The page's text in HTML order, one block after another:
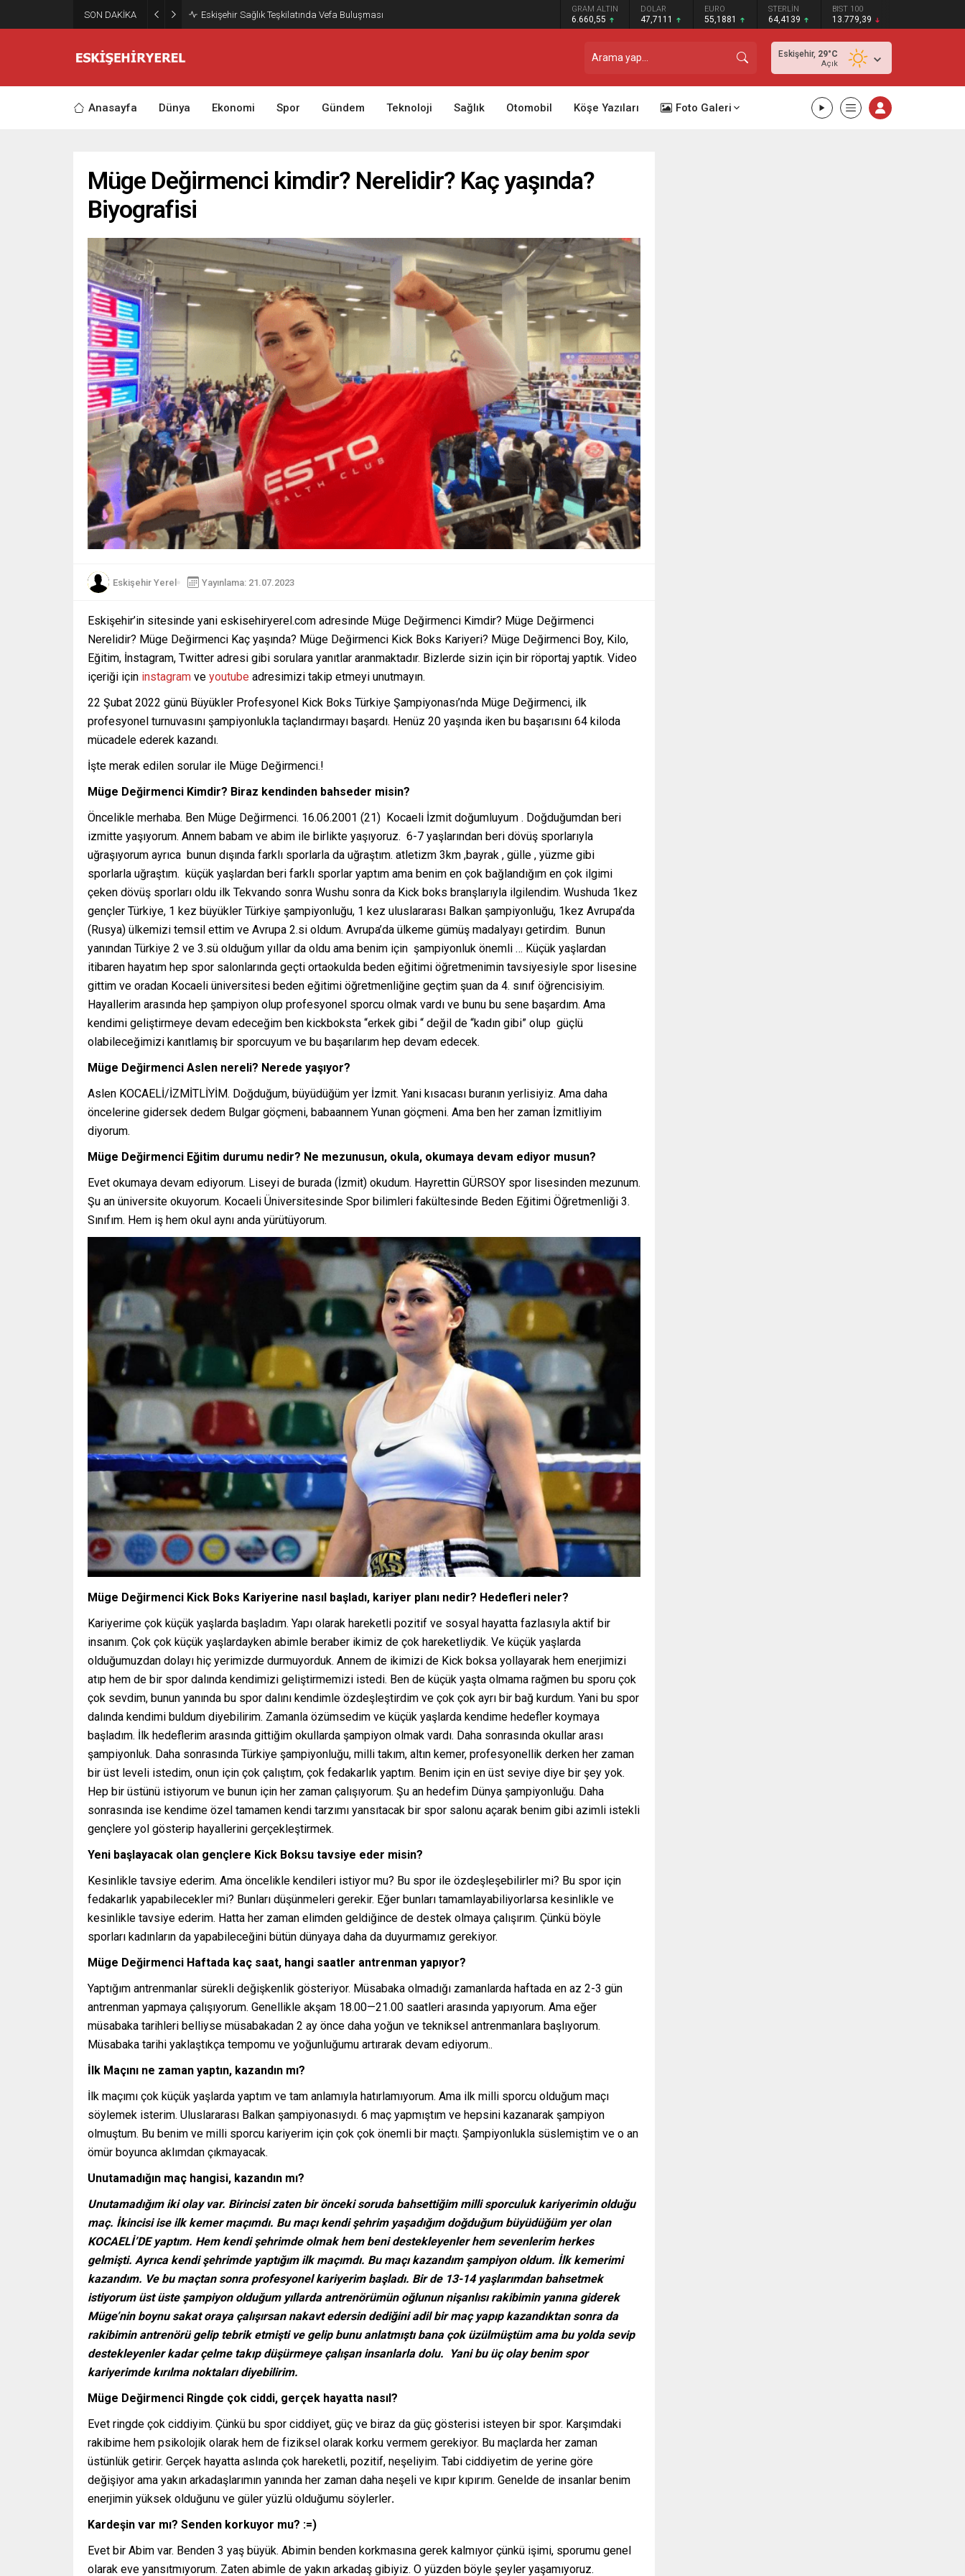
SON DAKİKA Eskişehir Sağlık Teşkilatında Vefa Buluşması GRAM ALTIN
6.660,55
DOLAR
47,7111
EURO
55,1881
STERLİN
64,4139
BIST 100
13.779,39
Eskişehir, 29°C
Açık
Anasayfa Dünya Ekonomi Spor Gündem Teknoloji Sağlık Otomobil Köşe Yazıları Foto Galeri
Müge Değirmenci kimdir? Nerelidir? Kaç yaşında?
Biyografisi
Eskişehir Yerel Yayınlama: 21.07.2023
Eskişehir’in sitesinde yani eskisehiryerel.com adresinde Müge Değirmenci Kimdir? Müge Değirmenci
Nerelidir? Müge Değirmenci Kaç yaşında? Müge Değirmenci Kick Boks Kariyeri? Müge Değirmenci Boy, Kilo,
Eğitim, İnstagram, Twitter adresi gibi sorulara yanıtlar aranmaktadır. Bizlerde sizin için bir röportaj yaptık. Video
içeriği için instagram ve youtube adresimizi takip etmeyi unutmayın.
22 Şubat 2022 günü Büyükler Profesyonel Kick Boks Türkiye Şampiyonası’nda Müge Değirmenci, ilk
profesyonel turnuvasını şampiyonlukla taçlandırmayı başardı. Henüz 20 yaşında iken bu başarısını 64 kiloda
mücadele ederek kazandı.
İşte merak edilen sorular ile Müge Değirmenci.!
Müge Değirmenci Kimdir? Biraz kendinden bahseder misin?
Öncelikle merhaba. Ben Müge Değirmenci. 16.06.2001 (21) Kocaeli İzmit doğumluyum . Doğduğumdan beri
izmitte yaşıyorum. Annem babam ve abim ile birlikte yaşıyoruz. 6-7 yaşlarından beri dövüş sporlarıyla
uğraşıyorum ayrıca bunun dışında farklı sporlarla da uğraştım. atletizm 3km ,bayrak , gülle , yüzme gibi
sporlarla uğraştım. küçük yaşlardan beri farklı sporlar yaptım ama benim en çok bağlandığım en çok ilgimi
çeken dövüş sporları oldu ilk Tekvando sonra Wushu sonra da Kick boks branşlarıyla ilgilendim. Wushuda 1kez
gençler Türkiye, 1 kez büyükler Türkiye şampiyonluğu, 1 kez uluslararası Balkan şampiyonluğu, 1kez Avrupa’da
(Rusya) ülkemizi temsil ettim ve Avrupa 2.si oldum. Avrupa’da ülkeme gümüş madalyayı getirdim. Bunun
yanından Türkiye 2 ve 3.sü olduğum yıllar da oldu ama benim için şampiyonluk önemli … Küçük yaşlardan
itibaren hayatım hep spor salonlarında geçti ortaokulda beden eğitimi öğretmenimin tavsiyesiyle spor lisesine
gittim ve oradan Kocaeli üniversitesi beden eğitimi öğretmenliğine geçtim şuan da 4. sınıf öğrencisiyim.
Hayallerim arasında hep şampiyon olup profesyonel sporcu olmak vardı ve bunu bu sene başardım. Ama
kendimi geliştirmeye devam edeceğim ben kickboksta “erkek gibi “ değil de “kadın gibi” olup güçlü
olabileceğimizi kanıtlamış bir sporcuyum ve bu başarılarım hep devam edecek.
Müge Değirmenci Aslen nereli? Nerede yaşıyor?
Aslen KOCAELİ/İZMİTLİYİM. Doğduğum, büyüdüğüm yer İzmit. Yani kısacası buranın yerlisiyiz. Ama daha
öncelerine gidersek dedem Bulgar göçmeni, babaannem Yunan göçmeni. Ama ben her zaman İzmitliyim
diyorum.
Müge Değirmenci Eğitim durumu nedir? Ne mezunusun, okula, okumaya devam ediyor musun?
Evet okumaya devam ediyorum. Liseyi de burada (İzmit) okudum. Hayrettin GÜRSOY spor lisesinden mezunum.
Şu an üniversite okuyorum. Kocaeli Üniversitesinde Spor bilimleri fakültesinde Beden Eğitimi Öğretmenliği 3.
Sınıfım. Hem iş hem okul aynı anda yürütüyorum.
Müge Değirmenci Kick Boks Kariyerine nasıl başladı, kariyer planı nedir? Hedefleri neler?
Kariyerime çok küçük yaşlarda başladım. Yapı olarak hareketli pozitif ve sosyal hayatta fazlasıyla aktif bir
insanım. Çok çok küçük yaşlardayken abimle beraber ikimiz de çok hareketliydik. Ve küçük yaşlarda
olduğumuzdan dolayı hiç yerimizde durmuyorduk. Annem de ikimizi de Kick boksa yollayarak hem enerjimizi
atıp hem de bir spor dalında kendimizi geliştirmemizi istedi. Ben de küçük yaşta olmama rağmen bu sporu çok
çok sevdim, bunun yanında bu spor dalını kendimle özdeşleştirdim ve çok çok ayrı bir bağ kurdum. Yani bu spor
dalında kendimi buldum diyebilirim. Zamanla özümsedim ve küçük yaşlarda kendime hedefler koymaya
başladım. İlk hedeflerim arasında gittiğim okullarda şampiyon olmak vardı. Daha sonrasında okullar arası
şampiyonluk. Daha sonrasında Türkiye şampiyonluğu, milli takım, altın kemer, profesyonellik derken her zaman
bir üst leveli istedim, onun için çok çalıştım, çok fedakarlık yaptım. Benim için en üst seviye diye bir şey yok.
Hep bir üstünü istiyorum ve bunun için her zaman çalışıyorum. Şu an hedefim Dünya şampiyonluğu. Daha
sonrasında ise kendime özel tamamen kendi tarzımı yansıtacak bir spor salonu açarak benim gibi azimli istekli
gençlere yol gösterip hayallerini gerçekleştirmek.
Yeni başlayacak olan gençlere Kick Boksu tavsiye eder misin?
Kesinlikle tavsiye ederim. Ama öncelikle kendileri istiyor mu? Bu spor ile özdeşleşebilirler mi? Bu spor için
fedakarlık yapabilecekler mi? Bunları düşünmeleri gerekir. Eğer bunları tamamlayabiliyorlarsa kesinlikle ve
kesinlikle tavsiye ederim. Hatta her zaman elimden geldiğince de destek olmaya çalışırım. Çünkü böyle
sporları kadınların da yapabileceğini bütün dünyaya daha da duyurmamız gerekiyor.
Müge Değirmenci Haftada kaç saat, hangi saatler antrenman yapıyor?
Yaptığım antrenmanlar sürekli değişkenlik gösteriyor. Müsabaka olmadığı zamanlarda haftada en az 2-3 gün
antrenman yapmaya çalışıyorum. Genellikle akşam 18.00—21.00 saatleri arasında yapıyorum. Ama eğer
müsabaka tarihleri belliyse müsabakadan 2 ay önce daha yoğun ve tekniksel antrenmanlara başlıyorum.
Müsabaka tarihi yaklaştıkça tempomu ve yoğunluğumu artırarak devam ediyorum..
İlk Maçını ne zaman yaptın, kazandın mı?
İlk maçımı çok küçük yaşlarda yaptım ve tam anlamıyla hatırlamıyorum. Ama ilk milli sporcu olduğum maçı
söylemek isterim. Uluslararası Balkan şampiyonasıydı. 6 maç yapmıştım ve hepsini kazanarak şampiyon
olmuştum. Bu benim ve milli sporcu kariyerim için çok çok önemli bir maçtı. Şampiyonlukla süslemiştim ve o an
ömür boyunca aklımdan çıkmayacak.
Unutamadığın maç hangisi, kazandın mı?
Unutamadığım iki olay var. Birincisi zaten bir önceki soruda bahsettiğim milli sporculuk kariyerimin olduğu
maç. İkincisi ise ilk kemer maçımdı. Bu maçı kendi şehrim yaşadığım doğduğum büyüdüğüm yer olan
KOCAELİ’DE yaptım. Hem kendi şehrimde olmak hem beni destekleyenler hem sevenlerim herkes
gelmişti. Ayrıca kendi şehrimde yaptığım ilk maçımdı. Bu maçı kazandım şampiyon oldum. İlk kemerimi
kazandım. Ve bu maçtan sonra profesyonel kariyerim başladı. Bir de 13-14 yaşlarımdan bahsetmek
istiyorum üst üste şampiyon olduğum yıllarda antrenörümün oğlunun nişanlısı rakibimin yanına giderek
Müge’nin boynu sakat oraya çalışırsan nakavt edersin dediğini adil bir maç yapıp kazandıktan sonra da
rakibimin antrenörü gelip tebrik etmişti ve gelip bunu anlatmıştı bana çok üzülmüştüm ama bu yolda sevip
destekleyenler kadar çelme takıp düşürmeye çalışan insanlarla dolu. Yani bu üç olay benim spor
kariyerimde kırılma noktaları diyebilirim.
Müge Değirmenci Ringde çok ciddi, gerçek hayatta nasıl?
Evet ringde çok ciddiyim. Çünkü bu spor ciddiyet, güç ve biraz da güç gösterisi isteyen bir spor. Karşımdaki
rakibime hem psikolojik olarak hem de fiziksel olarak korku vermem gerekiyor. Bu maçlarda her zaman
üstünlük getirir. Gerçek hayatta aslında çok hareketli, pozitif, neşeliyim. Tabi ciddiyetim de yerine göre
değişiyor ama yakın arkadaşlarımın yanında her zaman daha neşeli ve kıpır kıpırım. Genelde de insanlar benim
enerjimin yüksek olduğunu ve güler yüzlü olduğumu söylerler.
Kardeşin var mı? Senden korkuyor mu? :=)
Evet bir Abim var. Benden 3 yaş büyük. Abimin benden korkmasına gerek kalmıyor çünkü işimi, sporumu genel
olarak eve yansıtmıyorum. Zaten abimle de yakın arkadaş gibiyiz. O yüzden böyle şeyler yaşamıyoruz.